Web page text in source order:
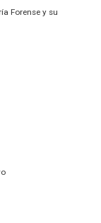
Forense y su